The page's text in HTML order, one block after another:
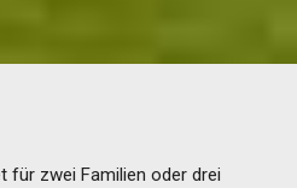
für zwei Familien oder drei